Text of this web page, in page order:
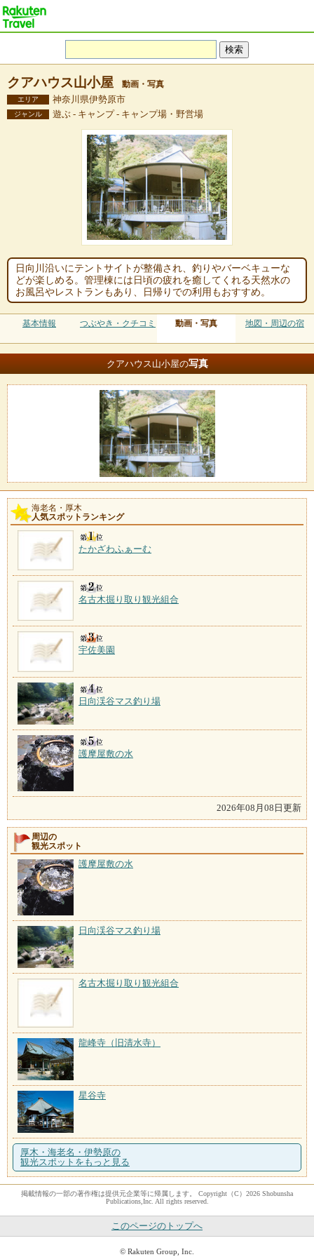
クアハウス山小屋 動画・写真
エリア 神奈川県伊勢原市
ジャンル 遊ぶ - キャンプ - キャンプ場・野営場
日向川沿いにテントサイトが整備され、釣りやバーベキューな
どが楽しめる。管理棟には日頃の疲れを癒してくれる天然水の
お風呂やレストランもあり、日帰りでの利用もおすすめ。
基本情報 つぶやき・クチコミ 動画・写真 地図・周辺の宿
クアハウス山小屋の写真
海老名・厚木
人気スポットランキング
たかざわふぁーむ
名古木掘り取り観光組合
宇佐美園
日向渓谷マス釣り場
護摩屋敷の水
2026年08月08日更新
周辺の
観光スポット
護摩屋敷の水
日向渓谷マス釣り場
名古木掘り取り観光組合
龍峰寺（旧清水寺）
星谷寺
厚木・海老名・伊勢原の
観光スポットをもっと見る
掲載情報の一部の著作権は提供元企業等に帰属します。 Copyright（C）2026 Shobunsha
Publications,Inc. All rights reserved.
このページのトップへ
© Rakuten Group, Inc.